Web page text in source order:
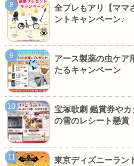
全プレもアリ【ママ
ントキャンペーン♪
アース製薬の虫ケア
たるキャンペーン
宝塚歌劇 鑑賞券や
の雪のレシート懸賞
東京ディズニーラン